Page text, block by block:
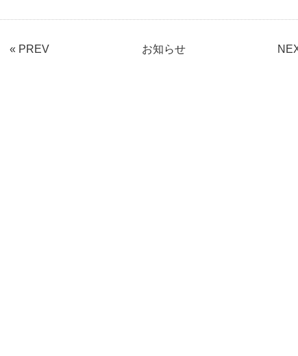
« PREV お知らせ